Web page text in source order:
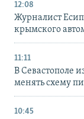
12:08
Журналист
крымского
11:11
В Севастополе
менять схему
10:45